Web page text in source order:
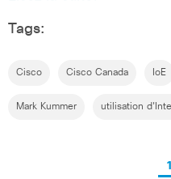
Tags:
Cisco Cisco Canada IoE
Mark Kummer utilisation
1